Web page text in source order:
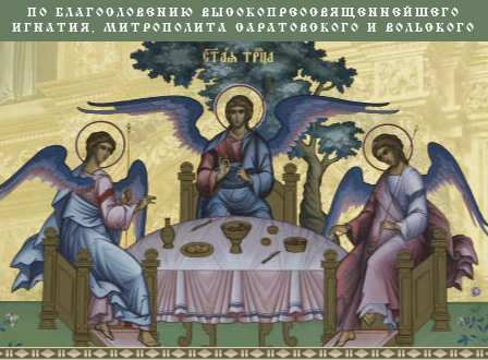
ПО БЛАГОСЛОВЕНИЮ ВЫСОКОПРЕОСВЯЩЕННЕЙШЕГО
ИГНАТИЯ, МИТРОПОЛИТА САРАТОВСКОГО И ВОЛЬСКОГО